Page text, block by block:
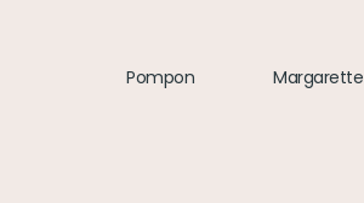
Pompon Margarette